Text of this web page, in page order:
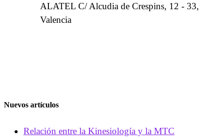
ALATEL C/ Alcudia de Crespins, 12 - 33,
Valencia
Nuevos artículos
Relación entre la Kinesiología y la MTC